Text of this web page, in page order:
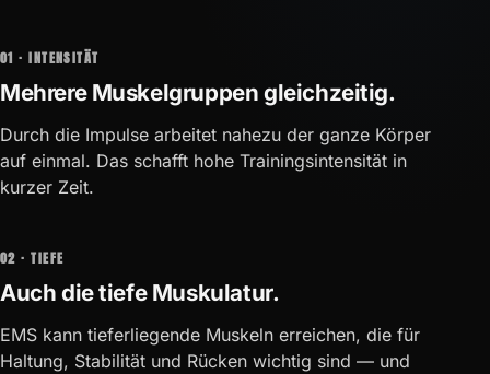
01 · INTENSITÄT
Mehrere Muskelgruppen gleichzeitig.
Durch die Impulse arbeitet nahezu der ganze Körper
auf einmal. Das schafft hohe Trainingsintensität in
kurzer Zeit.
02 · TIEFE
Auch die tiefe Muskulatur.
EMS kann tieferliegende Muskeln erreichen, die für
Haltung, Stabilität und Rücken wichtig sind — und